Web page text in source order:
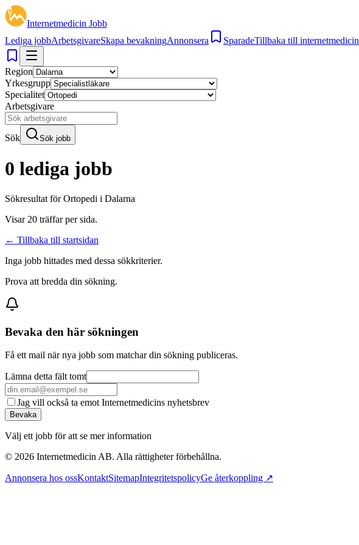
Internetmedicin Jobb
Lediga jobbArbetsgivareSkapa bevakningAnnonsera SparadeTillbaka till internetmedicin
Region
Yrkesgrupp
Specialitet
Arbetsgivare
Sök Sök jobb
0 lediga jobb
Sökresultat förOrtopedi i Dalarna
Visar 20 träffar per sida.
← Tillbaka till startsidan
Inga jobb hittades med dessa sökkriterier.
Prova att bredda din sökning.
Bevaka den här sökningen
Få ett mail när nya jobb som matchar din sökning publiceras.
Lämna detta fält tomt
Jag vill också ta emot Internetmedicins nyhetsbrev
Bevaka
Välj ett jobb för att se mer information
© 2026 Internetmedicin AB. Alla rättigheter förbehållna.
Annonsera hos ossKontaktSitemapIntegritetspolicyGe återkoppling ↗